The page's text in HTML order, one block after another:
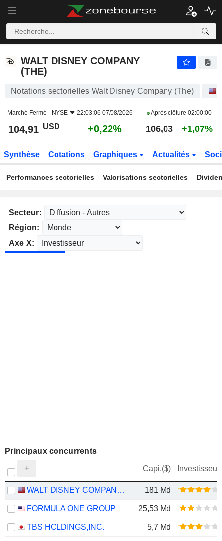
WALT DISNEY COMPANY
(THE)
Notations sectorielles Walt Disney Company (The)
Marché Fermé - NYSE 22:03:06 07/08/2026 Après clôture 02:00:00
104,91 USD +0,22% 106,03 +1,07%
Synthèse Cotations Graphiques Actualités
Performances sectorielles Valorisations sectorielles
Secteur:
Région:
Axe X:
Principaux concurrents
Capi.($) Investisseur
WALT DISNEY COMPANY (THE) 181 Md
FORMULA ONE GROUP 25,53 Md
TBS HOLDINGS,INC. 5,7 Md